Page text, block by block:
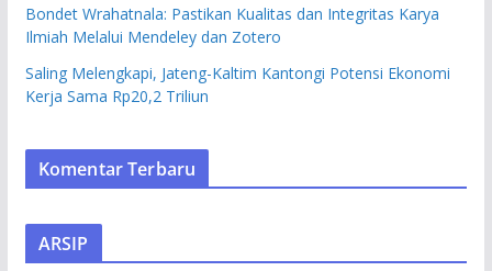
Bondet Wrahatnala: Pastikan Kualitas dan Integritas Karya
Ilmiah Melalui Mendeley dan Zotero
Saling Melengkapi, Jateng-Kaltim Kantongi Potensi Ekonomi
Kerja Sama Rp20,2 Triliun
Komentar Terbaru
ARSIP